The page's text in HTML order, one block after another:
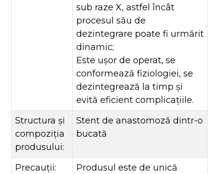
sub raze X, astfel încât
procesul său de
dezintegrare poate fi urmărit
dinamic;
Este ușor de operat, se
conformează fiziologiei, se
dezintegrează la timp și
evită eficient complicațiile.
Structura și
compoziția
produsului:
Stent de anastomoză dintr-o
bucată
Precauții:
Produsul este de unică